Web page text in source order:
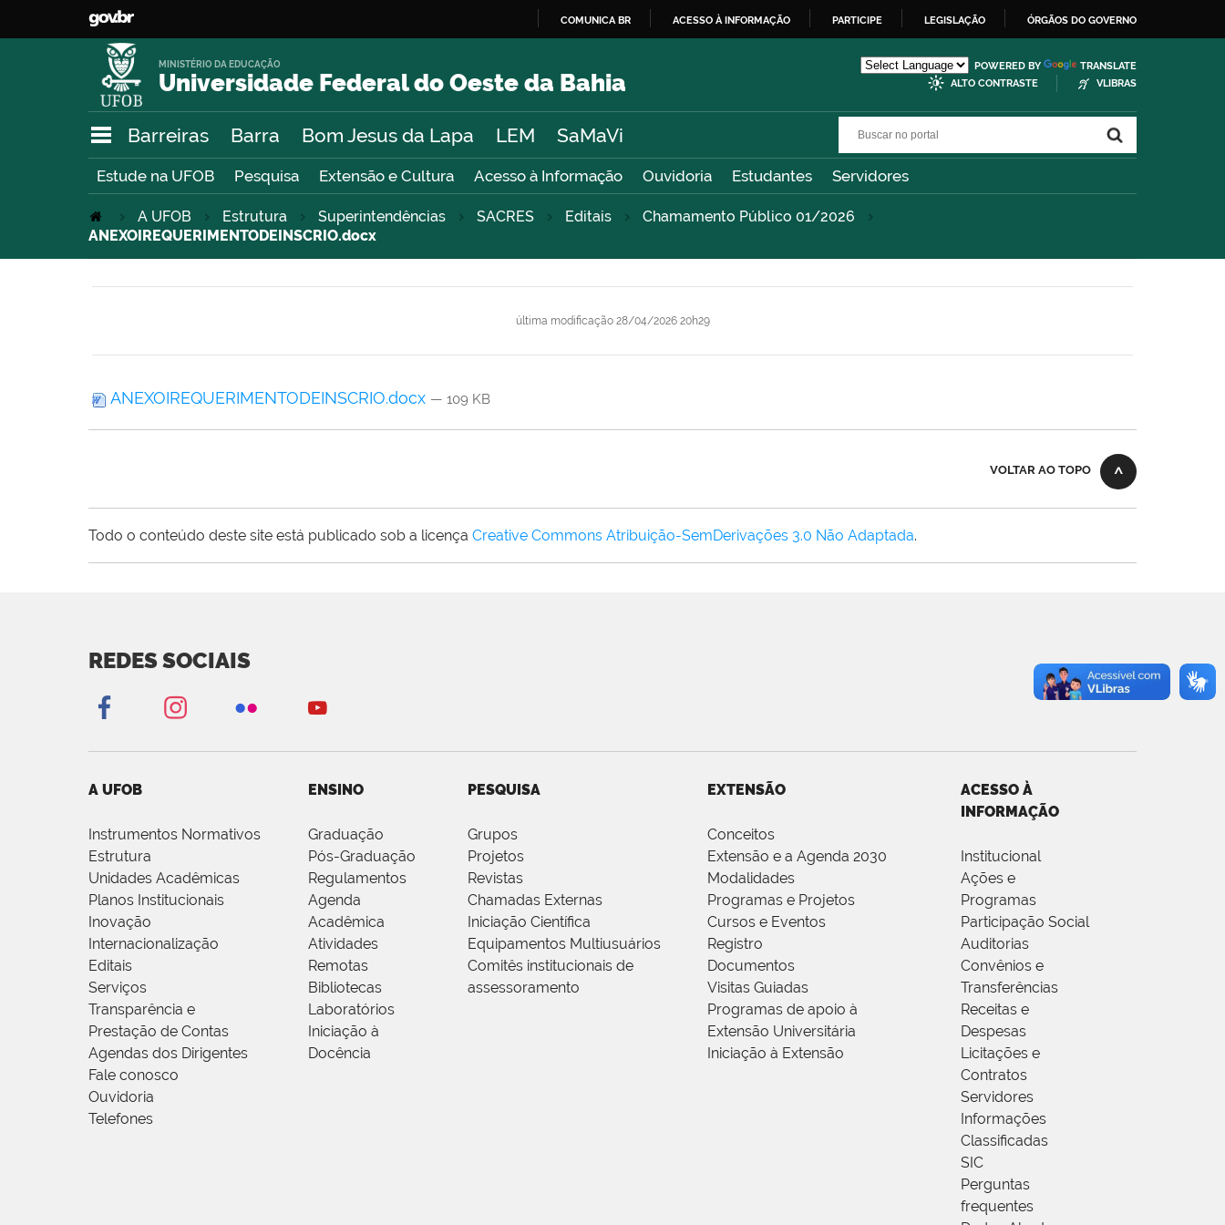
O
COMUNICA BR ACESSO À INFORMAÇÃO PARTICIPE LEGISLAÇÃO ÓRGÃOS DO GOVERNO
Universidade Federal do Oeste da Bahia
MINISTÉRIO DA EDUCAÇÃO POWERED BY
TRANSLATE
ALTO CONTRASTE
VLIBRAS
Barreiras Barra Bom Jesus da Lapa LEM SaMaVi
Estude na UFOB Pesquisa Extensão e Cultura Acesso à Informação Ouvidoria Estudantes Servidores
A UFOB Estrutura Superintendências SACRES Editais
Chamamento Público 01/2026
ANEXOIREQUERIMENTODEINSCRIO.docx
última modificação28/04/2026 20h29
ANEXOIREQUERIMENTODEINSCRIO.docx — 109 KB
VOLTAR AO TOPO
Todo o conteúdo deste site está publicado sob a licença Creative Commons Atribuição-SemDerivações 3.0 Não Adaptada.
REDES SOCIAIS
A UFOB
Instrumentos Normativos
Estrutura
Unidades Acadêmicas
Planos Institucionais
Inovação
Internacionalização
Editais
Serviços
Transparência e
Prestação de Contas
Agendas dos Dirigentes
Fale conosco
Ouvidoria
Telefones
ENSINO
Graduação
Pós-Graduação
Regulamentos
Agenda
Acadêmica
Atividades
Remotas
Bibliotecas
Laboratórios
Iniciação à
Docência
PESQUISA
Grupos
Projetos
Revistas
Chamadas Externas
Iniciação Científica
Equipamentos Multiusuários
Comitês institucionais de
assessoramento
EXTENSÃO
Conceitos
Extensão e a Agenda 2030
Modalidades
Programas e Projetos
Cursos e Eventos
Registro
Documentos
Visitas Guiadas
Programas de apoio à
Extensão Universitária
Iniciação à Extensão
ACESSO À
INFORMAÇÃO
Institucional
Ações e
Programas
Participação Social
Auditorias
Convênios e
Transferências
Receitas e
Despesas
Licitações e
Contratos
Servidores
Informações
Classificadas
SIC
Perguntas
frequentes